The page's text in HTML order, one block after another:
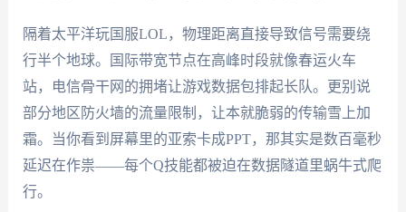
隔着太平洋玩国服LOL，物理距离直接导致信号需要绕
行半个地球。国际带宽节点在高峰时段就像春运火车
站，电信骨干网的拥堵让游戏数据包排起长队。更别说
部分地区防火墙的流量限制，让本就脆弱的传输雪上加
霜。当你看到屏幕里的亚索卡成PPT，那其实是数百毫秒
延迟在作祟——每个Q技能都被迫在数据隧道里蜗牛式爬
行。